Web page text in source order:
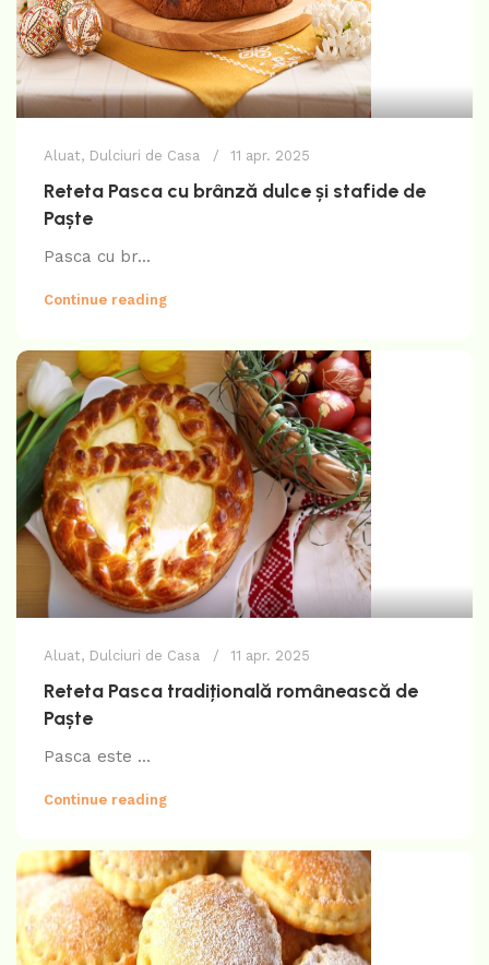
Aluat, Dulciuri de Casa 11 apr. 2025
Reteta Pasca cu brânză dulce și stafide de
Paște
Pasca cu br...
Continue reading
Aluat, Dulciuri de Casa 11 apr. 2025
Reteta Pasca tradițională românească de
Paște
Pasca este ...
Continue reading